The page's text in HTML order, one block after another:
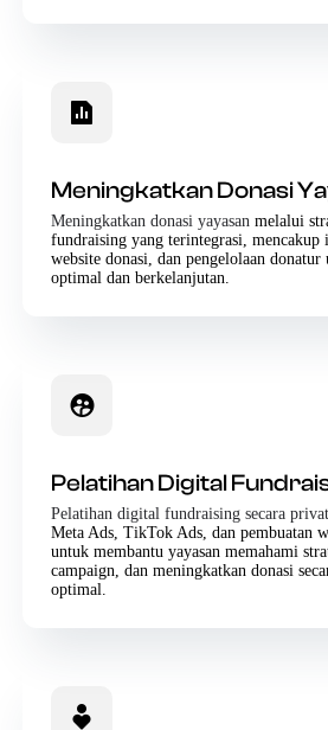
Meningkatkan Donasi
Meningkatkan donasi yayasan melalui
fundraising yang terintegrasi, mencakup
website donasi, dan pengelolaan
optimal dan berkelanjutan.
Pelatihan Digital
Pelatihan digital fundraising secara
Meta Ads, TikTok Ads, dan pembuatan
untuk membantu yayasan memahami
campaign, dan meningkatkan donasi
optimal.